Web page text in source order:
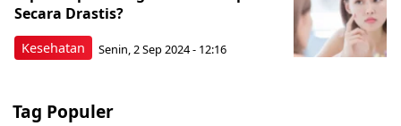
Kesehatan
Secara Drastis?
Senin, 2 Sep 2024 - 12:16
Tag Populer